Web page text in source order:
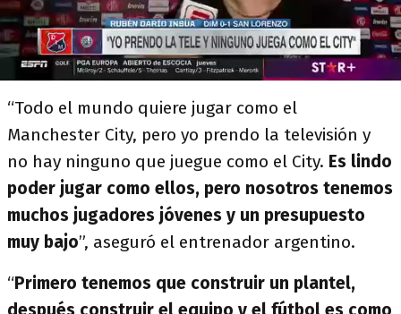
“Todo el mundo quiere jugar como el
Manchester City, pero yo prendo la televisión y
no hay ninguno que juegue como el City. Es lindo
poder jugar como ellos, pero nosotros tenemos
muchos jugadores jóvenes y un presupuesto
muy bajo”, aseguró el entrenador argentino.
“Primero tenemos que construir un plantel,